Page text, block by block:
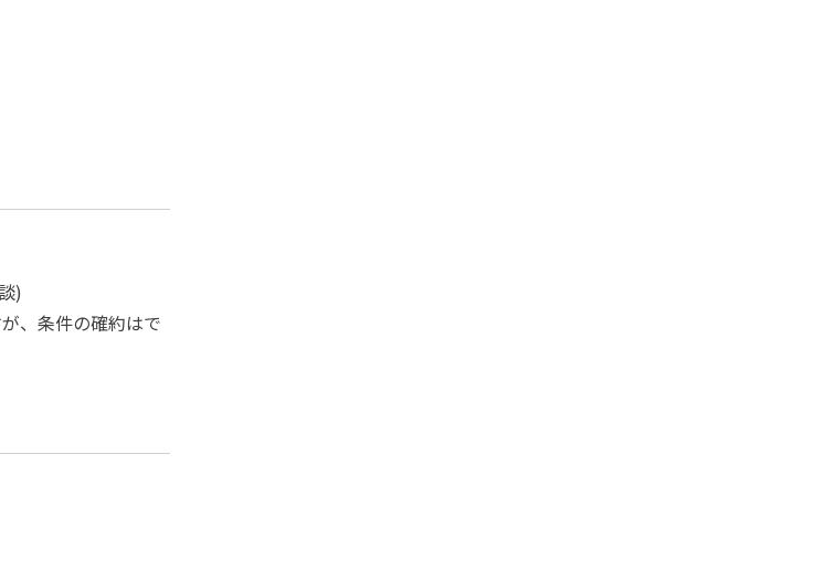
)
、条件の確約はで